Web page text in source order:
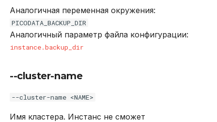
--tls-auth
picodata demo
Аналогичная переменная окружения:
PICODATA_BACKUP_DIR
Аналогичный параметр файла конфигурации:
instance.backup_dir
--cluster-name
--cluster-name <NAME>
Имя кластера. Инстанс не сможет